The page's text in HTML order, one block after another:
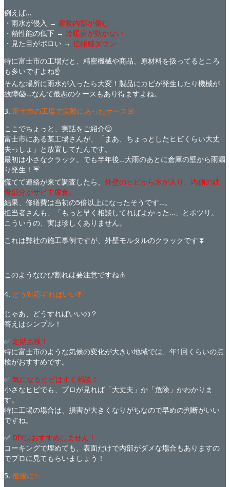
例えば…
・雨水が侵入 → 建物内部が傷む
・熱性能の低下 → 冷暖房が効かない
・見た目がボロい → 信頼感ダウン
特に富士市の工場だと、精密機械や商品、原材料を扱ってるところ
も多いですよね☝️
そんな場所に雨水が入ったら大変！製品にカビが発生したり機械が
故障😱…なんて最悪のケースもあり得ますよね。
3. 富士市の工場で実際にあったケース🚨
ここでちょっと、実話をご紹介😌
富士市にある某工場さんが、「まあ、ちょっとしたヒビくらい大丈
夫っしょ」と放置してたんです。
最初は小さなクラック。でも半年後…大雨のあとに倉庫の壁から雨漏
り発生！☔
慌てて連絡が来て調査したら、 外壁のヒビから水が入り、内側の鉄
骨部分がサビて腐食。
結果、修繕費は当初の5倍以上になったそうです…。
担当者さんも、「もっと早く相談してればよかった…」とポツリ。
こういうの、実は珍しくありません。
これは弊社の施工事例ですが、外壁モルタルのクラックです⏬
このようなひび割れは要注意ですね⚠️
4. どう対応すればいい❓
じゃあ、どうすればいいの？
答えはシンプル！
✅ 定期点検！
特に富士市のような気候の変化が大きい地域では、年1回くらいの点
検がおすすめです。
✅ 気になるヒビはすぐ相談！
小さなヒビでも、プロが見れば「大丈夫」か「危険」かわかりま
す。
特に工場の場合は、損害が大きくなりがちなので早めの判断がいい
ですね。
✅ DIYはおすすめしません！
コーキングで埋めても、表面だけで内部がダメな場合もありますの
でプロに見てもらいましょう！
5. 最後に✨